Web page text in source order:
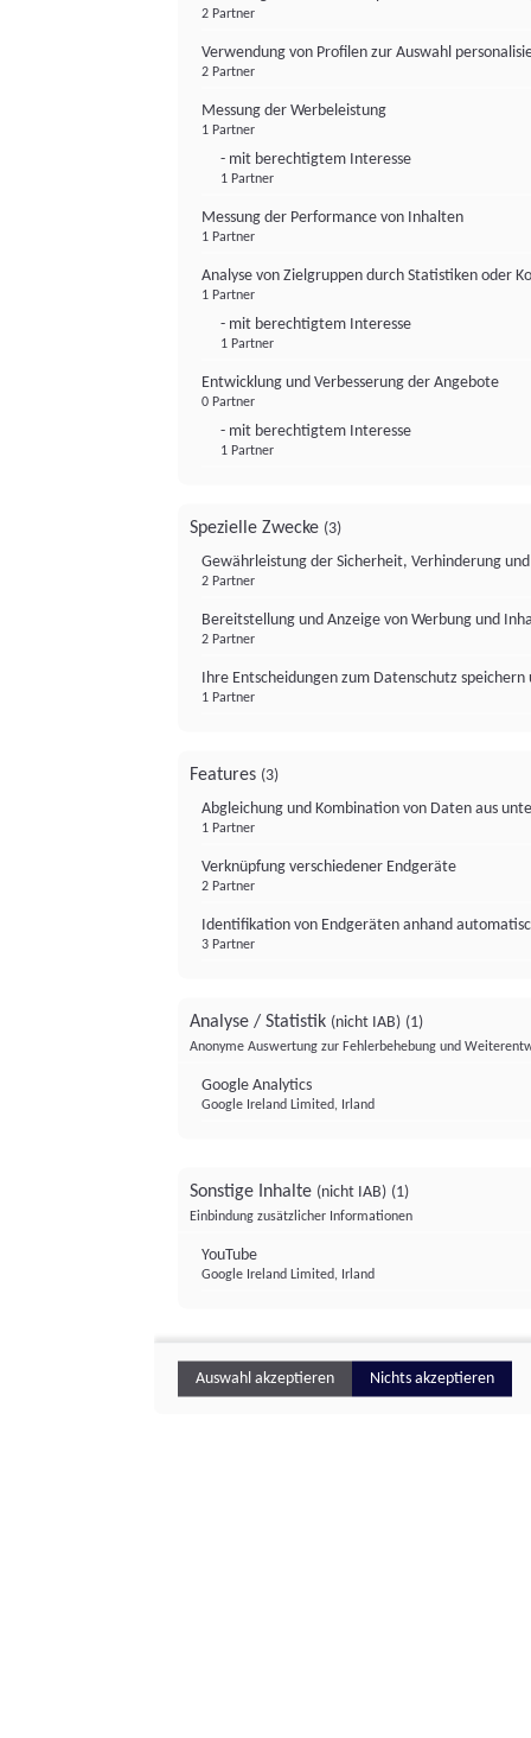
2 Partner
Verwendung von Profilen zur Auswahl
2 Partner
Messung der Werbeleistung
1 Partner
- mit berechtigtem Interesse
1 Partner
Messung der Performance von Inhalten
1 Partner
Analyse von Zielgruppen durch Statistiken oder
1 Partner
- mit berechtigtem Interesse
1 Partner
Entwicklung und Verbesserung der Angebote
0 Partner
- mit berechtigtem Interesse
1 Partner
Spezielle Zwecke (3)
Gewährleistung der Sicherheit, Verhinderung
2 Partner
Bereitstellung und Anzeige von Werbung und
2 Partner
Ihre Entscheidungen zum Datenschutz
1 Partner
Features (3)
Abgleichung und Kombination von Daten aus
1 Partner
Verknüpfung verschiedener Endgeräte
2 Partner
Identifikation von Endgeräten anhand
3 Partner
Analyse / Statistik (nicht IAB) (1)
Anonyme Auswertung zur Fehlerbehebung und
Google Analytics
Google Ireland Limited, Irland
Sonstige Inhalte (nicht IAB) (1)
Einbindung zusätzlicher Informationen
YouTube
Google Ireland Limited, Irland
Auswahl akzeptieren Nichts akzeptieren